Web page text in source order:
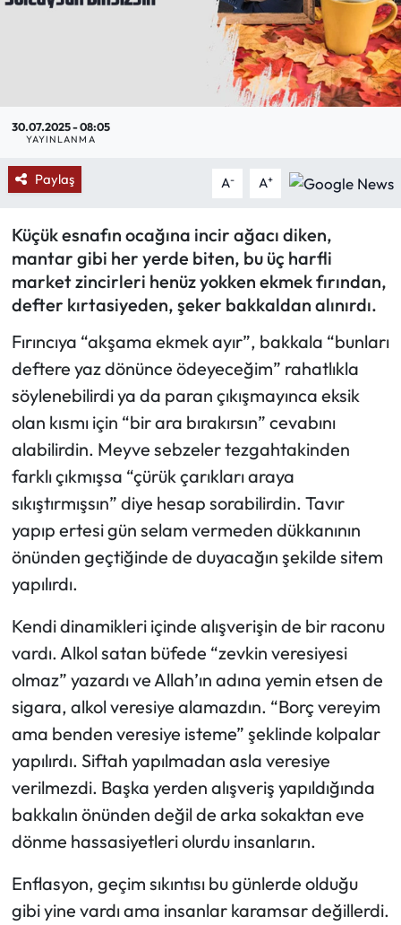
30.07.2025 - 08:05
YAYINLANMA
Paylaş A- A+
Küçük esnafın ocağına incir ağacı diken,
mantar gibi her yerde biten, bu üç harfli
market zincirleri henüz yokken ekmek fırından,
defter kırtasiyeden, şeker bakkaldan alınırdı.
Fırıncıya “akşama ekmek ayır”, bakkala “bunları
deftere yaz dönünce ödeyeceğim” rahatlıkla
söylenebilirdi ya da paran çıkışmayınca eksik
olan kısmı için “bir ara bırakırsın” cevabını
alabilirdin. Meyve sebzeler tezgahtakinden
farklı çıkmışsa “çürük çarıkları araya
sıkıştırmışsın” diye hesap sorabilirdin. Tavır
yapıp ertesi gün selam vermeden dükkanının
önünden geçtiğinde de duyacağın şekilde sitem
yapılırdı.
Kendi dinamikleri içinde alışverişin de bir raconu
vardı. Alkol satan büfede “zevkin veresiyesi
olmaz” yazardı ve Allah’ın adına yemin etsen de
sigara, alkol veresiye alamazdın. “Borç vereyim
ama benden veresiye isteme” şeklinde kolpalar
yapılırdı. Siftah yapılmadan asla veresiye
verilmezdi. Başka yerden alışveriş yapıldığında
bakkalın önünden değil de arka sokaktan eve
dönme hassasiyetleri olurdu insanların.
Enflasyon, geçim sıkıntısı bu günlerde olduğu
gibi yine vardı ama insanlar karamsar değillerdi.
Manşet
Köşe Yazıları
BIK
ASTROLOJİ
Spor Yazıları
Mektup Galeri
Ekonomi
Sağlık
Turizm
Teknoloji